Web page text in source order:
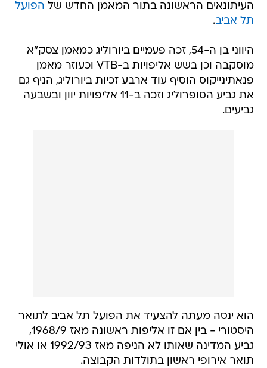
העיתונאים הראשונה בתור המאמן החדש של הפועל
תל אביב.
היווני בן ה-54, זכה פעמיים ביורוליג כמאמן צסק"א
מוסקבה וכן בשש אליפויות ב-VTB וכעוזר מאמן
פנאתינייקוס הוסיף עוד ארבע זכיות ביורוליג, הניף גם
את גביע הסופרוליג וזכה ב-11 אליפויות יוון ובשבעה
גביעים.
הוא ינסה מעתה להצעיד את הפועל תל אביב לתואר
היסטורי - בין אם זו אליפות ראשונה מאז 1968/9,
גביע המדינה שאותו לא הניפה מאז 1992/93 או אולי
תואר אירופי ראשון בתולדות הקבוצה.